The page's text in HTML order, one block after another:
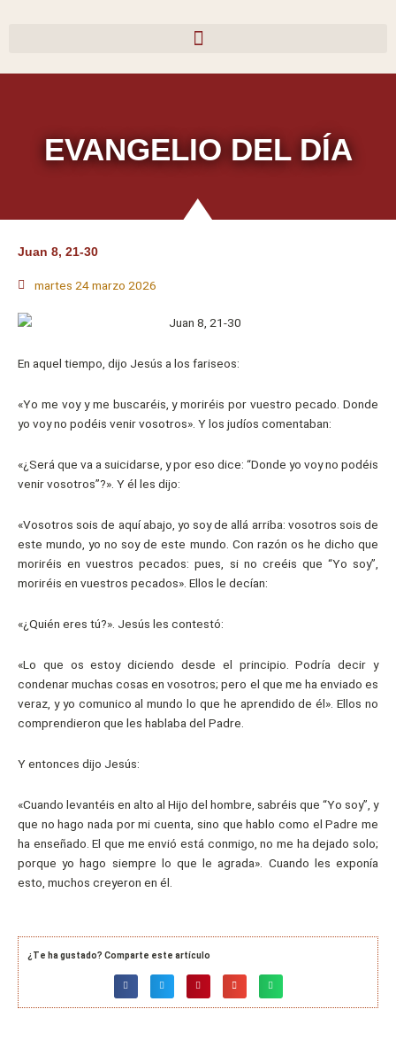
EVANGELIO DEL DÍA
Juan 8, 21-30
martes 24 marzo 2026
En aquel tiempo, dijo Jesús a los fariseos:
«Yo me voy y me buscaréis, y moriréis por vuestro pecado. Donde
yo voy no podéis venir vosotros». Y los judíos comentaban:
«¿Será que va a suicidarse, y por eso dice: “Donde yo voy no podéis
venir vosotros”?». Y él les dijo:
«Vosotros sois de aquí abajo, yo soy de allá arriba: vosotros sois de
este mundo, yo no soy de este mundo. Con razón os he dicho que
moriréis en vuestros pecados: pues, si no creéis que “Yo soy”,
moriréis en vuestros pecados». Ellos le decían:
«¿Quién eres tú?». Jesús les contestó:
«Lo que os estoy diciendo desde el principio. Podría decir y
condenar muchas cosas en vosotros; pero el que me ha enviado es
veraz, y yo comunico al mundo lo que he aprendido de él». Ellos no
comprendieron que les hablaba del Padre.
Y entonces dijo Jesús:
«Cuando levantéis en alto al Hijo del hombre, sabréis que “Yo soy”, y
que no hago nada por mi cuenta, sino que hablo como el Padre me
ha enseñado. El que me envió está conmigo, no me ha dejado solo;
porque yo hago siempre lo que le agrada». Cuando les exponía
esto, muchos creyeron en él.
¿Te ha gustado? Comparte este artículo